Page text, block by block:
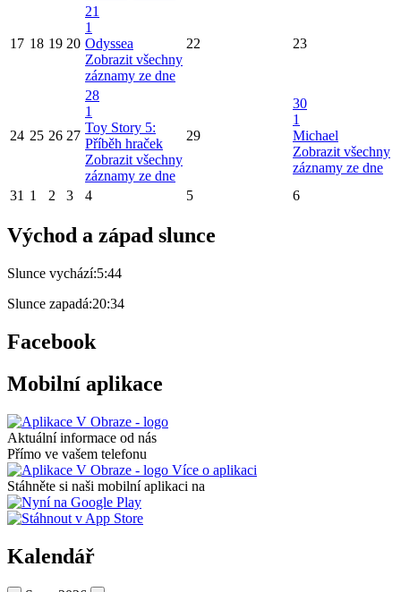
17 18 19 20
21
1
Odyssea
Zobrazit všechny
záznamy ze dne
22 23
24 25 26 27
28
1
Toy Story 5:
Příběh hraček
Zobrazit všechny
záznamy ze dne
29
30
1
Michael
Zobrazit všechny
záznamy ze dne
31 1 2 3 4 5 6
Východ a západ slunce
Slunce vychází:5:44
Slunce zapadá:20:34
Facebook
Mobilní aplikace
Aktuální informace od nás
Přímo ve vašem telefonu
Více o aplikaci
Stáhněte si naši mobilní aplikaci na
Kalendář